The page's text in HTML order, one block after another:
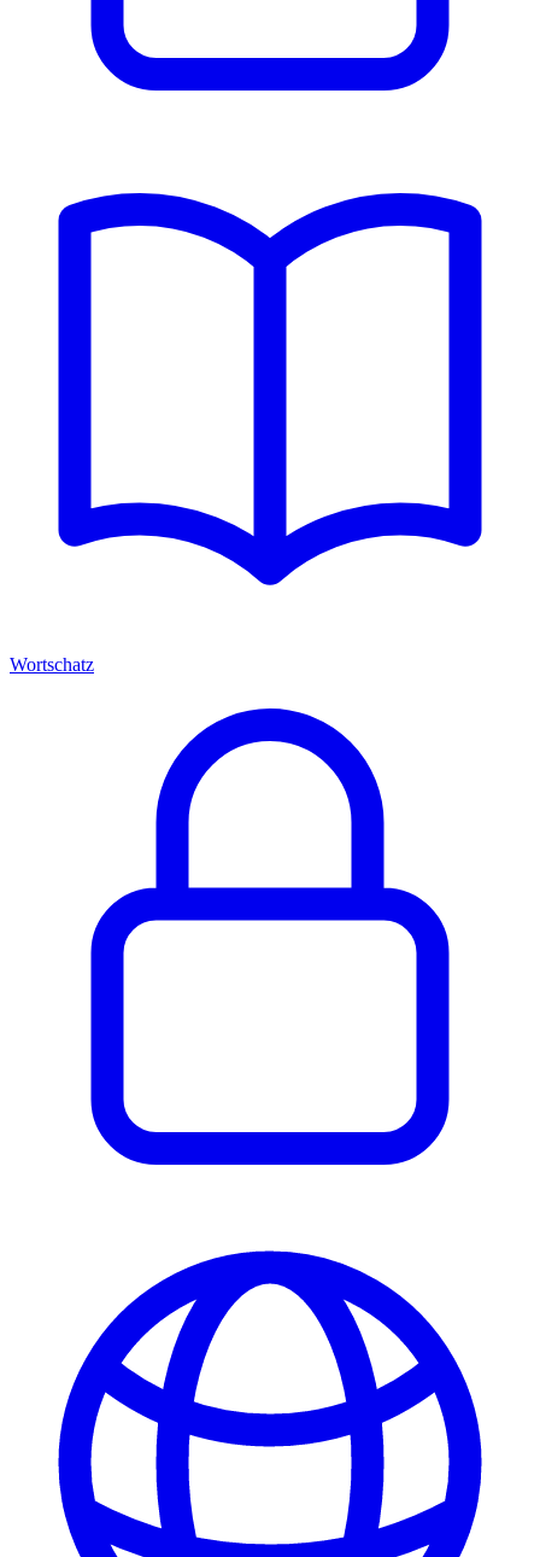
Wortschatz